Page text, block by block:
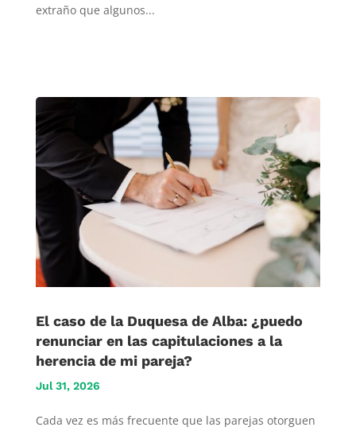
extraño que algunos...
El caso de la Duquesa de Alba: ¿puedo
renunciar en las capitulaciones a la
herencia de mi pareja?
Jul 31, 2026
Cada vez es más frecuente que las parejas otorguen